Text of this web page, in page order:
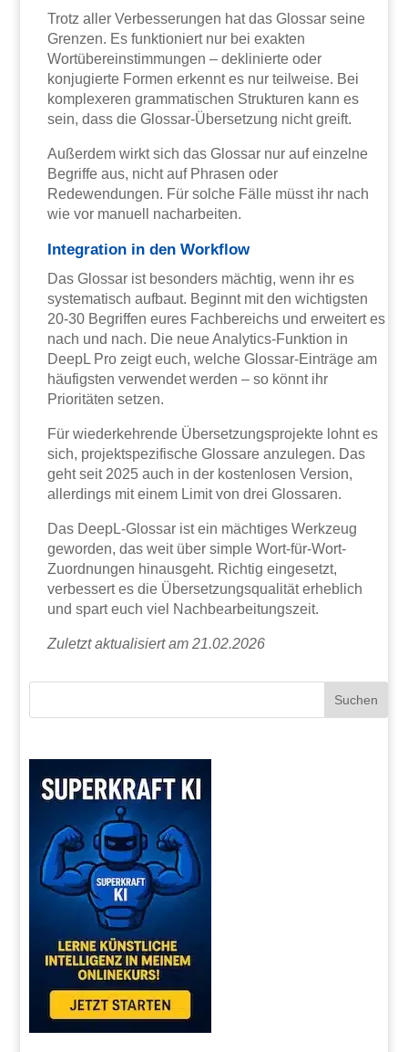
Trotz aller Verbesserungen hat das Glossar seine
Grenzen. Es funktioniert nur bei exakten
Wortübereinstimmungen – deklinierte oder
konjugierte Formen erkennt es nur teilweise. Bei
komplexeren grammatischen Strukturen kann es
sein, dass die Glossar-Übersetzung nicht greift.
Außerdem wirkt sich das Glossar nur auf einzelne
Begriffe aus, nicht auf Phrasen oder
Redewendungen. Für solche Fälle müsst ihr nach
wie vor manuell nacharbeiten.
Integration in den Workflow
Das Glossar ist besonders mächtig, wenn ihr es
systematisch aufbaut. Beginnt mit den wichtigsten
20-30 Begriffen eures Fachbereichs und erweitert es
nach und nach. Die neue Analytics-Funktion in
DeepL Pro zeigt euch, welche Glossar-Einträge am
häufigsten verwendet werden – so könnt ihr
Prioritäten setzen.
Für wiederkehrende Übersetzungsprojekte lohnt es
sich, projektspezifische Glossare anzulegen. Das
geht seit 2025 auch in der kostenlosen Version,
allerdings mit einem Limit von drei Glossaren.
Das DeepL-Glossar ist ein mächtiges Werkzeug
geworden, das weit über simple Wort-für-Wort-
Zuordnungen hinausgeht. Richtig eingesetzt,
verbessert es die Übersetzungsqualität erheblich
und spart euch viel Nachbearbeitungszeit.
Zuletzt aktualisiert am 21.02.2026